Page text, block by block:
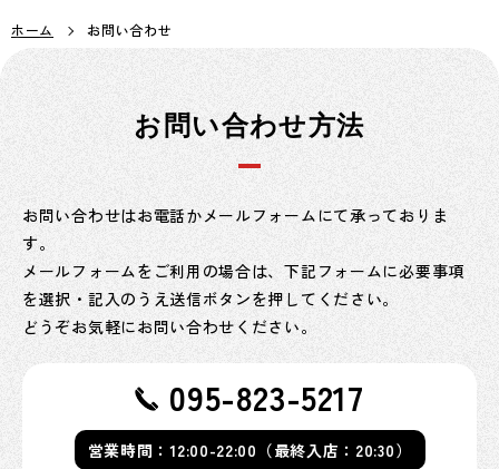
ホーム お問い合わせ
お問い合わせ方法
お問い合わせはお電話かメールフォームにて承っておりま
す。
メールフォームをご利用の場合は、下記フォームに必要事項
を選択・記入のうえ送信ボタンを押してください。
どうぞお気軽にお問い合わせください。
095-823-5217
営業時間：12:00-22:00（最終入店：20:30）